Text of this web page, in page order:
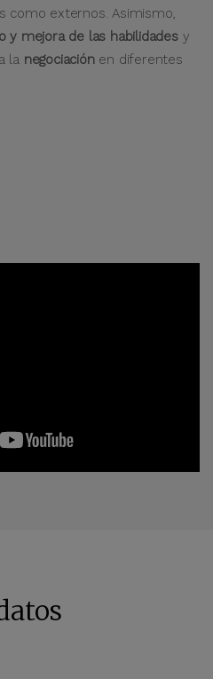
como externos. Asimismo,
y mejora de las habilidades y
la negociaciónen diferentes